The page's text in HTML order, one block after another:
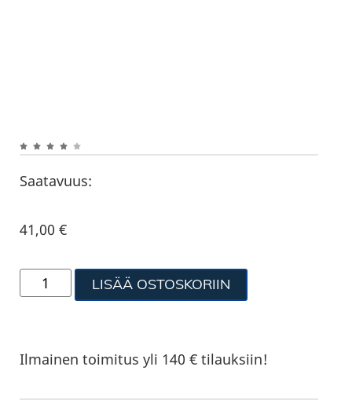
Saatavuus:
41,00€
LISÄÄ OSTOSKORIIN
Ilmainen toimitus yli 140 € tilauksiin!